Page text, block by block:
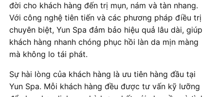
đời cho khách hàng đến trị mụn, nám và tàn nhang.
Với công nghệ tiên tiến và các phương pháp điều trị
chuyên biệt, Yun Spa đảm bảo hiệu quả lâu dài, giúp
khách hàng nhanh chóng phục hồi làn da mịn màng
mà không lo tái phát.
Sự hài lòng của khách hàng là ưu tiên hàng đầu tại
Yun Spa. Mỗi khách hàng đều được tư vấn kỹ lưỡng